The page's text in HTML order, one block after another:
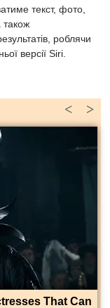
текст, фото,
також
роблячи
версії Siri.
>
<
That Can